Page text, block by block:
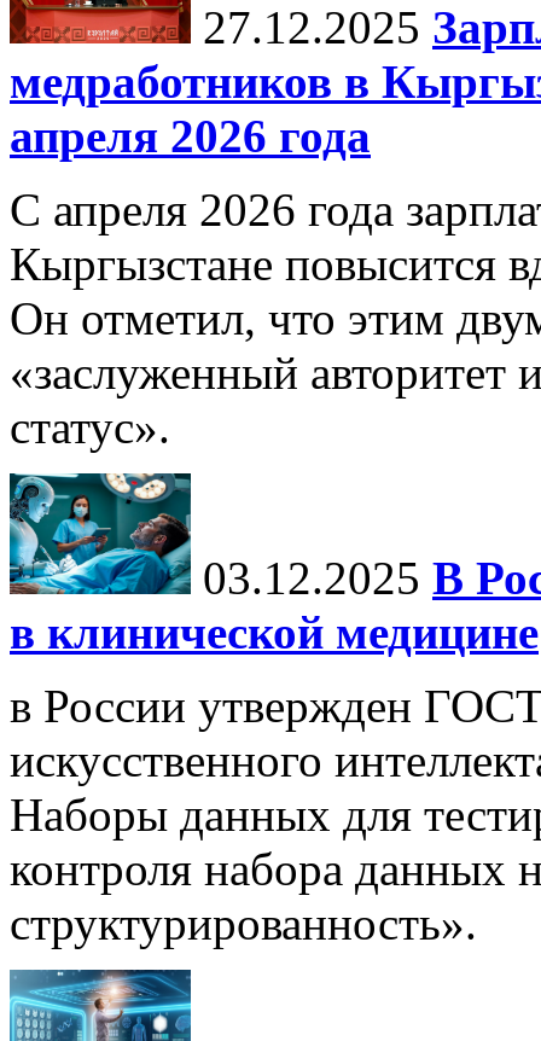
27.12.2025
медработников в
апреля 2026 года
С апреля 2026 года
Кыргызстане повысится
Он отметил, что этим
«заслуженный
статус».
03.12.2025 В
в клинической медицине
в России утвержден
искусственного
Наборы данных для
контроля набора данных
структурированность».